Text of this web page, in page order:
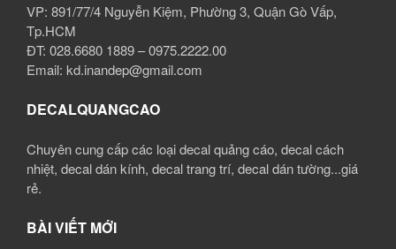
VP: 891/77/4 Nguyễn Kiệm, Phường 3, Quận Gò Vấp,
Tp.HCM
ĐT: 028.6680 1889 – 0975.2222.00
Email: kd.inandep@gmail.com
DECALQUANGCAO
Chuyên cung cấp các loại decal quảng cáo, decal cách
nhiệt, decal dán kính, decal trang trí, decal dán tường...giá
rẻ.
BÀI VIẾT MỚI